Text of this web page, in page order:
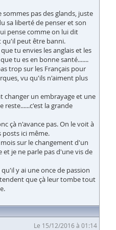
pas des glands, juste
sa liberté de penser et son
pense comme on lui dit
qu'il peut être banni.
tu envies les anglais et les
tu es en bonne santé.......
trop sur les Français pour
vu qu'ils n'aiment plus
changer un embrayage et une
reste......c'est la grande
çà n'avance pas. On le voit à
ici même.
sur le changement d'un
je ne parle pas d'une vis de
y ai une once de passion
que çà leur tombe tout
Le 15/12/2016 à 01:14